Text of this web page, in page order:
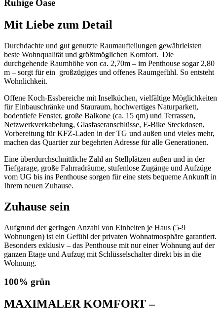
Ruhige Oase
Mit Liebe zum Detail
Durchdachte und gut genutzte Raumaufteilungen gewährleisten
beste Wohnqualität und größtmöglichen Komfort. Die
durchgehende Raumhöhe von ca. 2,70m – im Penthouse sogar 2,80
m – sorgt für ein großzügiges und offenes Raumgefühl. So entsteht
Wohnlichkeit.
Offene Koch-Essbereiche mit Inselküchen, vielfältige Möglichkeiten
für Einbauschränke und Stauraum, hochwertiges Naturparkett,
bodentiefe Fenster, große Balkone (ca. 15 qm) und Terrassen,
Netzwerkverkabelung, Glasfaseranschlüsse, E-Bike Steckdosen,
Vorbereitung für KFZ-Laden in der TG und außen und vieles mehr,
machen das Quartier zur begehrten Adresse für alle Generationen.
Eine überdurchschnittliche Zahl an Stellplätzen außen und in der
Tiefgarage, große Fahrradräume, stufenlose Zugänge und Aufzüge
vom UG bis ins Penthouse sorgen für eine stets bequeme Ankunft in
Ihrem neuen Zuhause.
Zuhause sein
Aufgrund der geringen Anzahl von Einheiten je Haus (5-9
Wohnungen) ist ein Gefühl der privaten Wohnatmosphäre garantiert.
Besonders exklusiv – das Penthouse mit nur einer Wohnung auf der
ganzen Etage und Aufzug mit Schlüsselschalter direkt bis in die
Wohnung.
100% grün
MAXIMALER KOMFORT –